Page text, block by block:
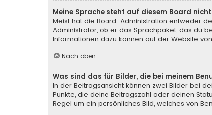
Meine Sprache steht auf diesem Board
Meist hat die Board-Administration entweder
Administrator, ob er das Sprachpaket, das du
Informationen dazu können auf der Website von
Nach oben
Was sind das für Bilder, die bei meinem
In der Beitragsansicht können zwei Bilder bei
Punkte, die deine Beitragszahl oder deinen
Regel um ein persönliches Bild, welches von